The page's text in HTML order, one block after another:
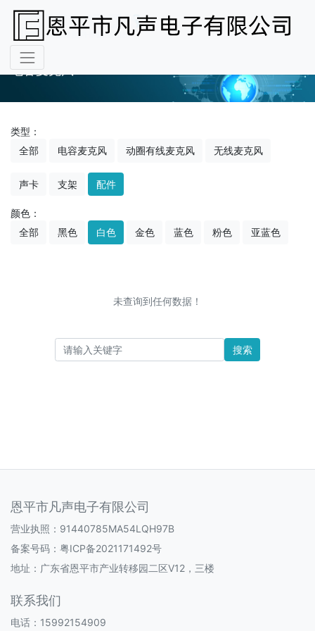
电容麦克风
类型：
全部
电容麦克风 动圈有线麦克风 无线麦克风
声卡 支架 配件
颜色：
全部
黑色 白色 金色 蓝色 粉色 亚蓝色
未查询到任何数据！
搜索
恩平市凡声电子有限公司
营业执照：91440785MA54LQH97B
备案号码： 粤ICP备2021171492号
地址：广东省恩平市产业转移园二区V12，三楼
联系我们
电话：15992154909